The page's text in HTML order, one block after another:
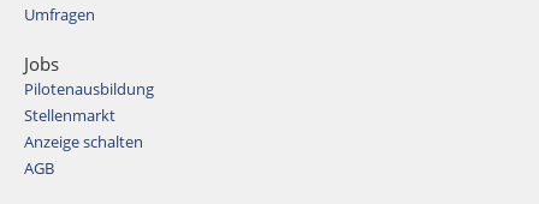
Umfragen
Jobs
Pilotenausbildung
Stellenmarkt
Anzeige schalten
AGB